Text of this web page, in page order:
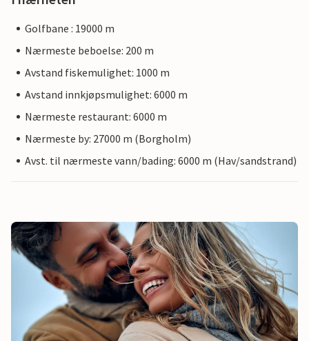
Golfbane : 19000 m
Nærmeste beboelse: 200 m
Avstand fiskemulighet: 1000 m
Avstand innkjøpsmulighet: 6000 m
Nærmeste restaurant: 6000 m
Nærmeste by: 27000 m (Borgholm)
Avst. til nærmeste vann/bading: 6000 m (Hav/sandstrand)